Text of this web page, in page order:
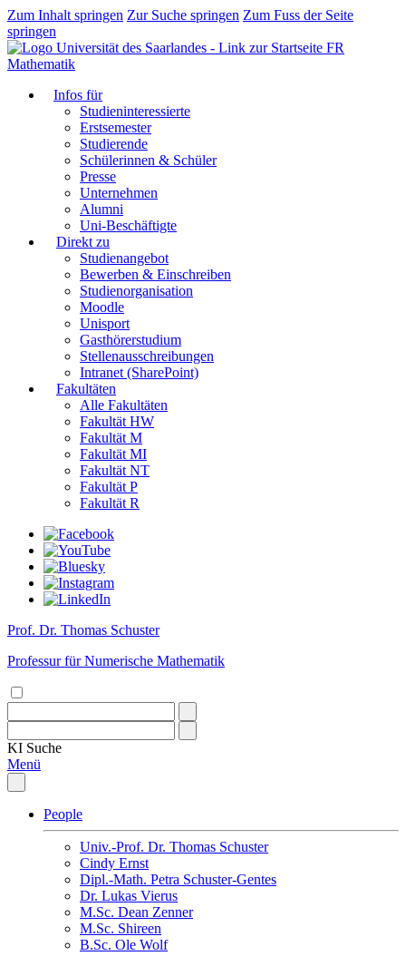
Zum Inhalt springen Zur Suche springen Zum Fuss der Seite
springen
FR
Mathematik
Infos für
Studieninteressierte
Erstsemester
Studierende
Schülerinnen & Schüler
Presse
Unternehmen
Alumni
Uni-Beschäftigte
Direkt zu
Studienangebot
Bewerben & Einschreiben
Studienorganisation
Moodle
Unisport
Gasthörerstudium
Stellenausschreibungen
Intranet (SharePoint)
Fakultäten
Alle Fakultäten
Fakultät HW
Fakultät M
Fakultät MI
Fakultät NT
Fakultät P
Fakultät R
Prof. Dr. Thomas Schuster
Professur für Numerische Mathematik
KI Suche
Menü
People
Univ.-Prof. Dr. Thomas Schuster
Cindy Ernst
Dipl.-Math. Petra Schuster-Gentes
Dr. Lukas Vierus
M.Sc. Dean Zenner
M.Sc. Shireen
B.Sc. Ole Wolf